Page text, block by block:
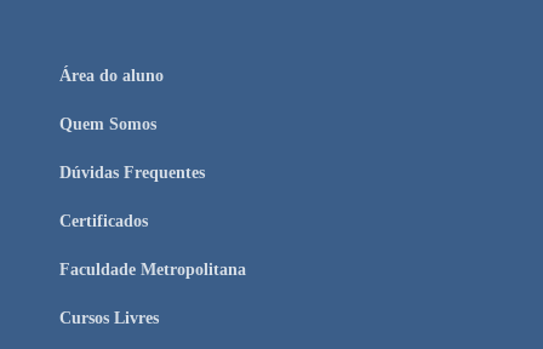
Área do aluno
Quem Somos
Dúvidas Frequentes
Certificados
Faculdade Metropolitana
Cursos Livres